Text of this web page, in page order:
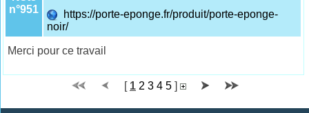
n°951
https://porte-eponge.fr/produit/porte-eponge-
noir/
Merci pour ce travail
1 2 3 4 5